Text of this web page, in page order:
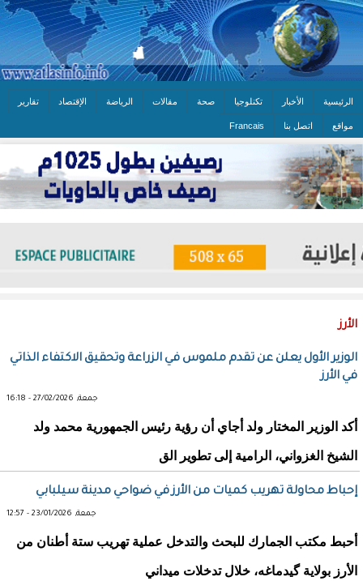
الرئيسية الأخبار تكنلوجيا صحة مقالات الرياضة الإقتصاد تقارير
مواقع اتصل بنا Francais
الأرز
الوزير الأول يعلن عن تقدم ملموس في الزراعة وتحقيق الاكتفاء الذاتي
في الأرز
جمعة, 27/02/2026 - 16:18
أكد الوزير المختار ولد أجاي أن رؤية رئيس الجمهورية محمد ولد
الشيخ الغزواني، الرامية إلى تطوير الق
إحباط محاولة تهريب كميات من الأرز في ضواحي مدينة سيلبابي
جمعة, 23/01/2026 - 12:57
أحبط مكتب الجمارك للبحث والتدخل عملية تهريب ستة أطنان من
الأرز بولاية گيدماغه، خلال تدخلات ميداني